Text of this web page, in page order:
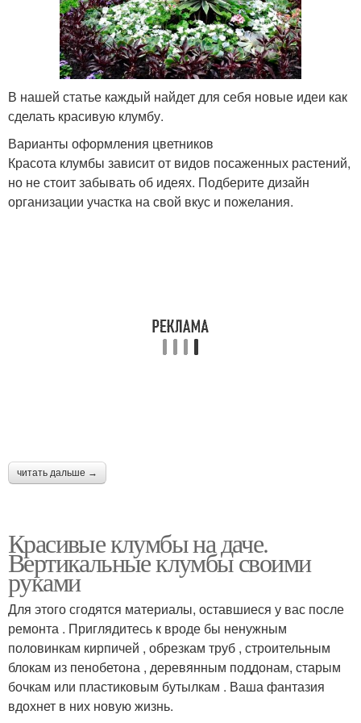
В нашей статье каждый найдет для себя новые идеи как
сделать красивую клумбу.
Варианты оформления цветников
Красота клумбы зависит от видов посаженных растений,
но не стоит забывать об идеях. Подберите дизайн
организации участка на свой вкус и пожелания.
читать дальше →
Красивые клумбы на даче.
Вертикальные клумбы своими
руками
Для этого сгодятся материалы, оставшиеся у вас после
ремонта . Приглядитесь к вроде бы ненужным
половинкам кирпичей , обрезкам труб , строительным
блокам из пенобетона , деревянным поддонам, старым
бочкам или пластиковым бутылкам . Ваша фантазия
вдохнет в них новую жизнь.